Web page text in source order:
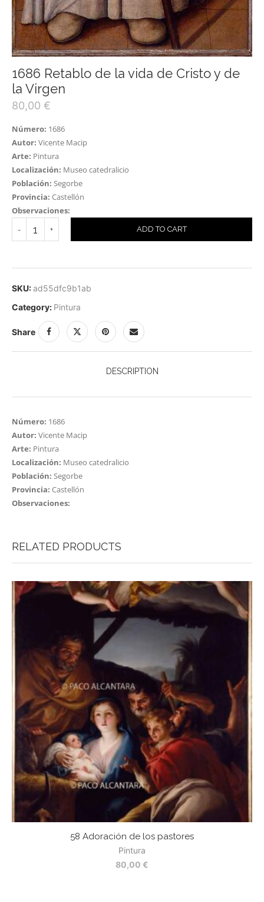
1686 Retablo de la vida de Cristo y de
la Virgen
80,00 €
Número: 1686
Autor: Vicente Macip
Arte: Pintura
Localización: Museo catedralicio
Población: Segorbe
Provincia: Castellón
Observaciones:
ADD TO CART
SKU:ad55dfc9b1ab
Category: Pintura
Share
DESCRIPTION
Número: 1686
Autor: Vicente Macip
Arte: Pintura
Localización: Museo catedralicio
Población: Segorbe
Provincia: Castellón
Observaciones:
RELATED PRODUCTS
58 Adoración de los pastores
Pintura
80,00 €